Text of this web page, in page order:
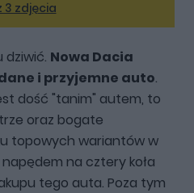
3 zdjęcia
dziwić. Nowa Dacia
i przyjemne auto.
dość "tanim" autem, to
oraz bogate
topowych wariantów w
na cztery koła
tego auta. Poza tym